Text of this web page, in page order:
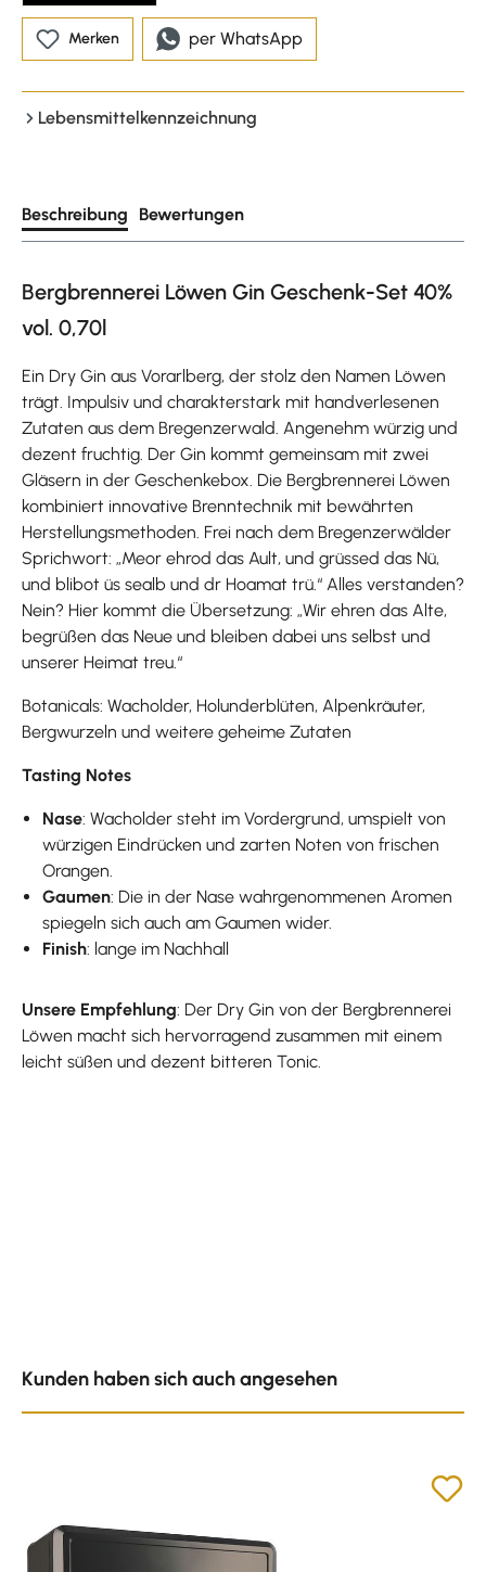
Merken per WhatsApp
Lebensmittelkennzeichnung
Beschreibung Bewertungen
Bergbrennerei Löwen Gin Geschenk-Set 40%
vol. 0,70l
Ein Dry Gin aus Vorarlberg, der stolz den Namen Löwen
trägt. Impulsiv und charakterstark mit handverlesenen
Zutaten aus dem Bregenzerwald. Angenehm würzig und
dezent fruchtig. Der Gin kommt gemeinsam mit zwei
Gläsern in der Geschenkebox. Die Bergbrennerei Löwen
kombiniert innovative Brenntechnik mit bewährten
Herstellungsmethoden. Frei nach dem Bregenzerwälder
Sprichwort: „Meor ehrod das Ault, und grüssed das Nü,
und blibot üs sealb und dr Hoamat trü.“ Alles verstanden?
Nein? Hier kommt die Übersetzung: „Wir ehren das Alte,
begrüßen das Neue und bleiben dabei uns selbst und
unserer Heimat treu.“
Botanicals: Wacholder, Holunderblüten, Alpenkräuter,
Bergwurzeln und weitere geheime Zutaten
Tasting Notes
Nase: Wacholder steht im Vordergrund, umspielt von
würzigen Eindrücken und zarten Noten von frischen
Orangen.
Gaumen: Die in der Nase wahrgenommenen Aromen
spiegeln sich auch am Gaumen wider.
Finish: lange im Nachhall
Unsere Empfehlung: Der Dry Gin von der Bergbrennerei
Löwen macht sich hervorragend zusammen mit einem
leicht süßen und dezent bitteren Tonic.
Kunden haben sich auch angesehen